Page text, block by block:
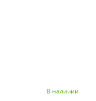
В наличии